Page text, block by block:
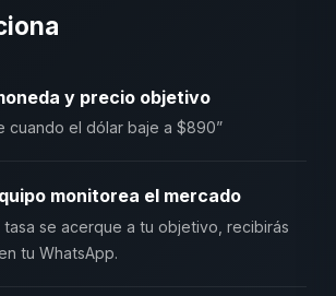
y precio objetivo
cuando el dólar baje a $890”
monitorea el mercado
tasa se acerque a tu objetivo, recibirás
tu WhatsApp.